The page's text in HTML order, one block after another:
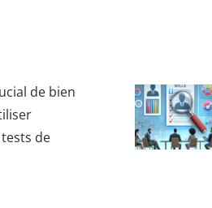
de bien
de